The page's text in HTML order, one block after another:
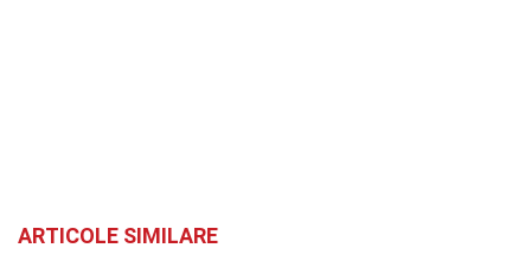
ARTICOLE SIMILARE